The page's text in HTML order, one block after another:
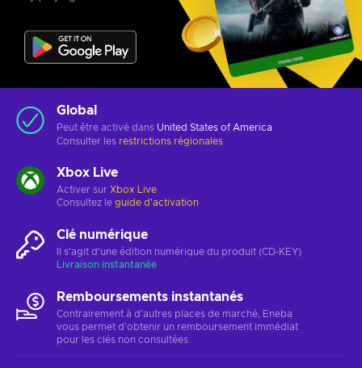
Global
Peut être activé dans United States of America
Consulter les restrictions régionales
Xbox Live
Activer sur Xbox Live
Consultez le guide d'activation
Clé numérique
Il s'agit d'une édition numérique du produit (CD-KEY)
Livraison instantanée
Remboursements instantanés
Contrairement à d'autres places de marché, Eneba
vous permet d'obtenir un remboursement immédiat
pour les clés non consultées.